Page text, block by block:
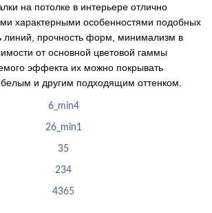
на потолке в интерьере отлично
характерными особенностями подобных
линий, прочность форм, минимализм в
от основной цветовой гаммы
эффекта их можно покрывать
и другим подходящим оттенком.